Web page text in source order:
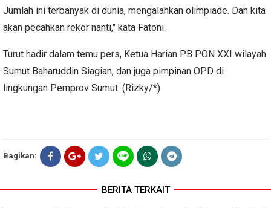
Jumlah ini terbanyak di dunia, mengalahkan olimpiade. Dan kita
akan pecahkan rekor nanti," kata Fatoni.
Turut hadir dalam temu pers, Ketua Harian PB PON XXI wilayah
Sumut Baharuddin Siagian, dan juga pimpinan OPD di
lingkungan Pemprov Sumut. (Rizky/*)
Bagikan:
BERITA TERKAIT